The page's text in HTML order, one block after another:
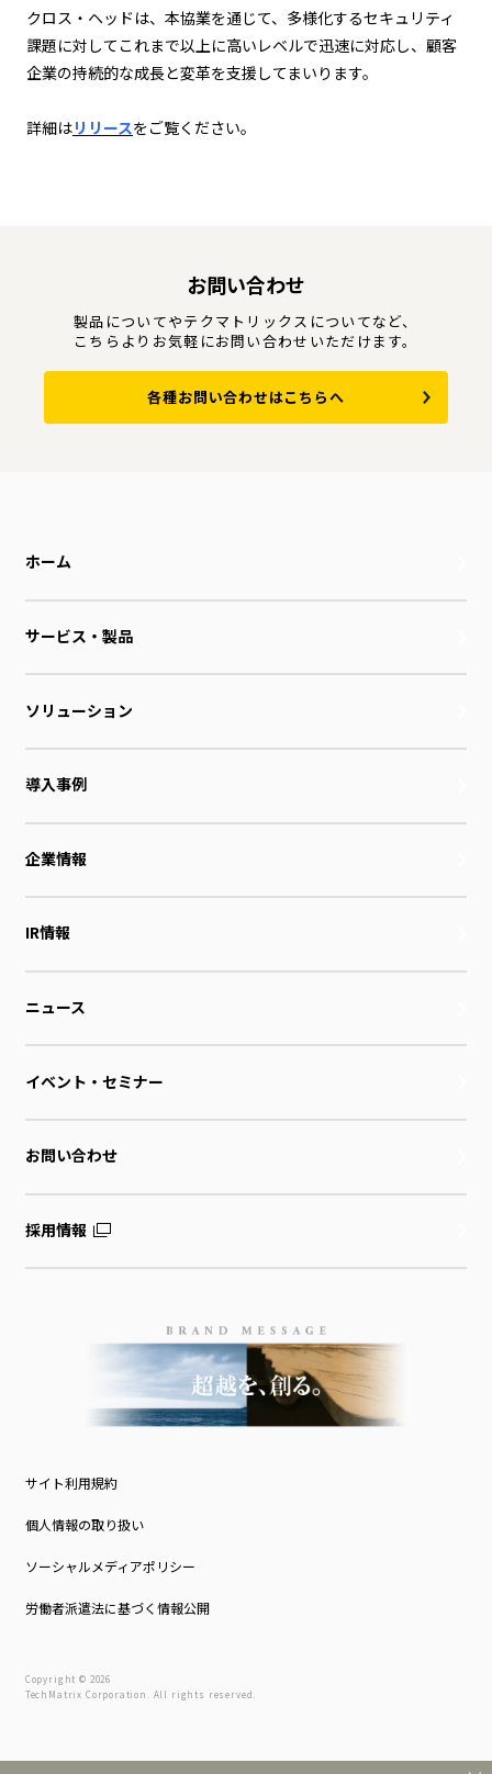
クロス・ヘッドは、本協業を通じて、多様化するセキュリティ
課題に対してこれまで以上に高いレベルで迅速に対応し、顧客
企業の持続的な成長と変革を支援してまいります。
詳細はリリースをご覧ください。
お問い合わせ
製品についてやテクマトリックスについてなど、
こちらよりお気軽にお問い合わせいただけます。
各種お問い合わせはこちらへ
ホーム
サービス・製品
ソリューション
導入事例
企業情報
IR情報
ニュース
イベント・セミナー
お問い合わせ
採用情報
サイト利用規約
個人情報の取り扱い
ソーシャルメディアポリシー
労働者派遣法に基づく情報公開
Copyright © 2026
TechMatrix Corporation. All rights reserved.